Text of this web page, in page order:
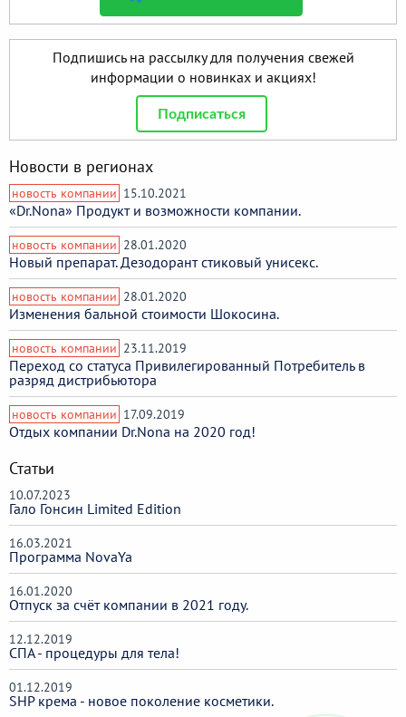
Подпишись на рассылку для получения свежей
информации о новинках и акциях!
Подписаться
Новости в регионах
новость компании 15.10.2021
«Dr.Nona» Продукт и возможности компании.
новость компании 28.01.2020
Новый препарат. Дезодорант стиковый унисекс.
новость компании 28.01.2020
Изменения бальной стоимости Шокосина.
новость компании 23.11.2019
Переход со статуса Привилегированный Потребитель в
разряд дистрибьютора
новость компании 17.09.2019
Отдых компании Dr.Nona на 2020 год!
Статьи
10.07.2023
Гало Гонсин Limited Edition
16.03.2021
Программа NovaYa
16.01.2020
Отпуск за счёт компании в 2021 году.
12.12.2019
СПА - процедуры для тела!
01.12.2019
SHP крема - новое поколение косметики.